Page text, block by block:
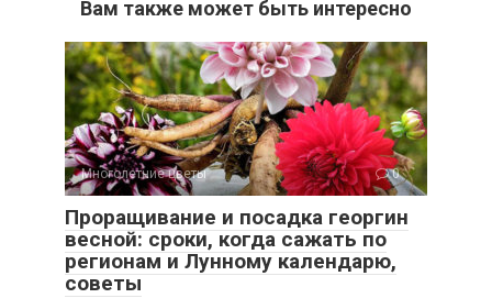
Вам также может быть интересно
Многолетние цветы 0
Проращивание и посадка георгин
весной: сроки, когда сажать по
регионам и Лунному календарю,
советы